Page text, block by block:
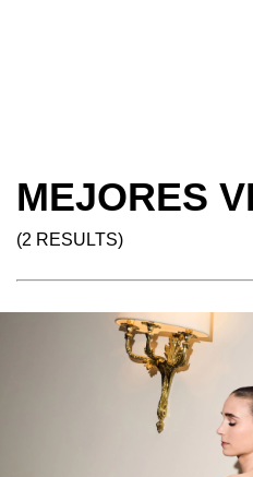
MEJORES
(2 RESULTS)